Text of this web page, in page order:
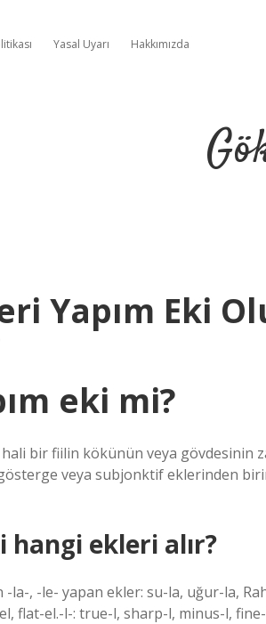
Yasal Uyarı Hakkımızda
Yapım Eki
eki mi?
bir fiilin kökünün veya gövdesinin
veya subjonktif eklerinden
hangi ekleri alır?
la-, -le- yapan ekler: su-la, uğur-la,
flat-el.-l-: true-l, sharp-l, minus-l,